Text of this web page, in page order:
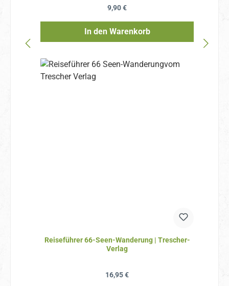
Regulärer Preis:
9,90 €
In den Warenkorb
Reiseführer 66-Seen-Wanderung | Trescher-
Verlag
Regulärer Preis:
16,95 €